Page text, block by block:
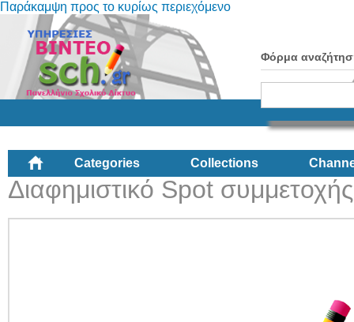
Παράκαμψη προς το κυρίως περιεχόμενο
Φόρμα
Categories Collections
Διαφημιστικό Spot